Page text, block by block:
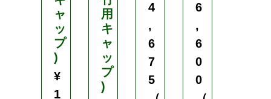
ャ
ッ
プ
)
¥
1
用
キ
ャ
ッ
プ
)
4
,
6
7
5
6
,
6
0
0